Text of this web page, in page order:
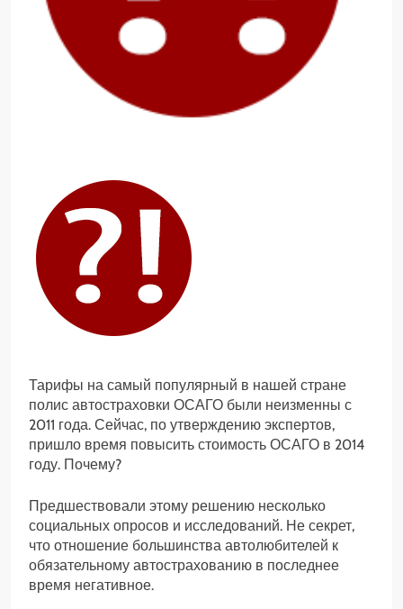
Тарифы на самый популярный в нашей стране
полис автостраховки ОСАГО были неизменны с
2011 года. Сейчас, по утверждению экспертов,
пришло время повысить стоимость ОСАГО в 2014
году. Почему?
Предшествовали этому решению несколько
социальных опросов и исследований. Не секрет,
что отношение большинства автолюбителей к
обязательному автострахованию в последнее
время негативное.